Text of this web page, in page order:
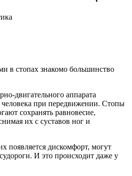
в стопах знакомо большинство
двигательного аппарата
человека при передвижении. Стопы
сохранять равновесие,
их с суставов ног и
появляется дискомфорт, могут
И это происходит даже у